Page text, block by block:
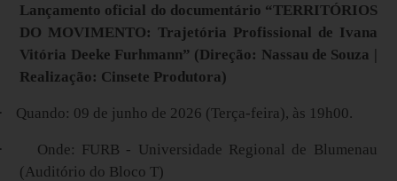
Lançamento oficial do documentário “TERRITÓRIOS
DO MOVIMENTO: Trajetória Profissional de Ivana
Vitória Deeke Furhmann” (Direção: Nassau de Souza |
Realização: Cinsete Produtora)
Quando: 09 de junho de 2026 (Terça-feira), às 19h00.
Onde: FURB - Universidade Regional de Blumenau
(Auditório do Bloco T)